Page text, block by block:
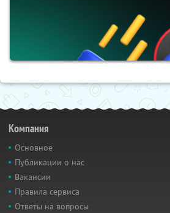
Компания
Основное
Публикации о нас
Вакансии
Правила сервиса
Ответы на вопросы